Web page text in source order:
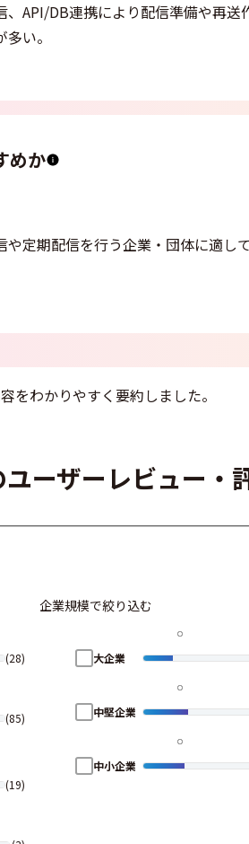
API/DB連携により配信準備や再
い。
めか
定期配信を行う企業・団体に適し
をわかりやすく要約しました。
ーザーレビュー・
(28)
(85)
(19)
企業規模で絞り込む
大企業
中堅企業
中小企業